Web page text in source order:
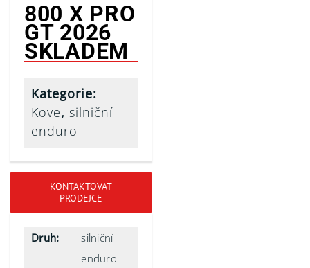
800 X PRO
GT 2026
SKLADEM
Kategorie:
Kove, silniční
enduro
KONTAKTOVAT
PRODEJCE
Druh:
silniční
enduro